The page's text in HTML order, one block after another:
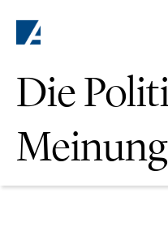
Die
Meinung